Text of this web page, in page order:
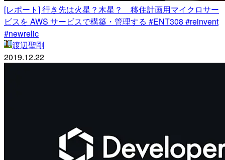
[レポート] 行き先は火星？木星？ 移住計画用マイクロサー
ビスを AWS サービスで構築・管理する #ENT308 #reinvent
#newrelic
渡辺聖剛
2019.12.22